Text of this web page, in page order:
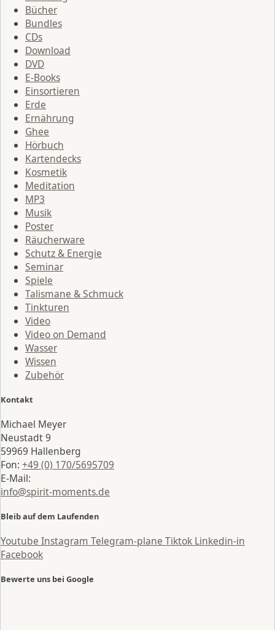
Bücher
Bundles
CDs
Download
DVD
E-Books
Einsortieren
Erde
Ernährung
Ghee
Hörbuch
Kartendecks
Kosmetik
Meditation
MP3
Musik
Poster
Räucherware
Schutz & Energie
Seminar
Spiele
Talismane & Schmuck
Tinkturen
Video
Video on Demand
Wasser
Wissen
Zubehör
Kontakt
Michael Meyer
Neustadt 9
59969 Hallenberg
Fon: +49 (0) 170/5695709
E-Mail:
info@spirit-moments.de
Bleib auf dem Laufenden
Youtube Instagram Telegram-plane Tiktok Linkedin-in
Facebook
Bewerte uns bei Google